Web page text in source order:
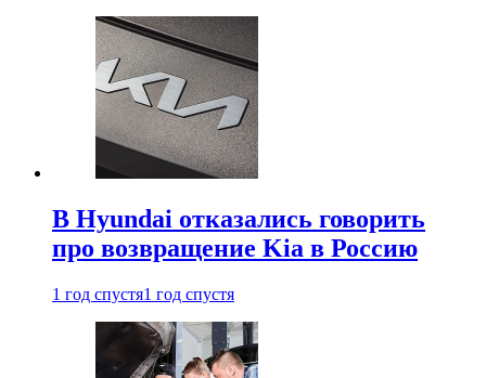
В Hyundai отказались говорить
про возвращение Kia в Россию
1 год спустя1 год спустя